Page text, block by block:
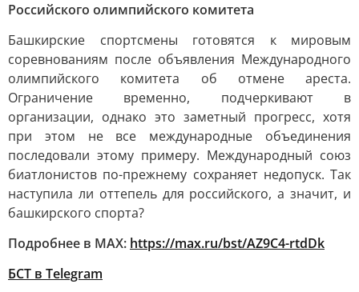
Российского олимпийского комитета
Башкирские спортсмены готовятся к мировым
соревнованиям после объявления Международного
олимпийского комитета об отмене ареста.
Ограничение временно, подчеркивают в
организации, однако это заметный прогресс, хотя
при этом не все международные объединения
последовали этому примеру. Международный союз
биатлонистов по-прежнему сохраняет недопуск. Так
наступила ли оттепель для российского, а значит, и
башкирского спорта?
Подробнее в MAX: https://max.ru/bst/AZ9C4-rtdDk
БСТ в Telegram